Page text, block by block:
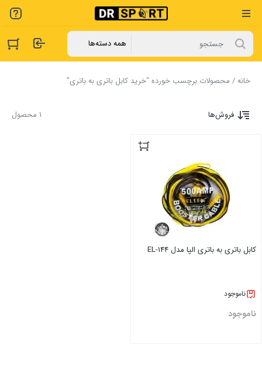
خانه/ محصولات برچسب خورده “خرید کابل باتری به باتری”
1 محصول فروش‌ها
کابل باتری به باتری الپا مدل EL-144
ناموجود
ناموجود